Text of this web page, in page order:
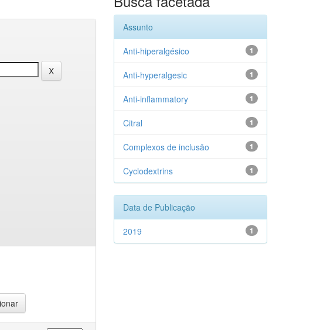
Assunto
1
Anti-hiperalgésico
1
Anti-hyperalgesic
1
Anti-inflammatory
1
Citral
1
Complexos de inclusão
1
Cyclodextrins
Data de Publicação
1
2019